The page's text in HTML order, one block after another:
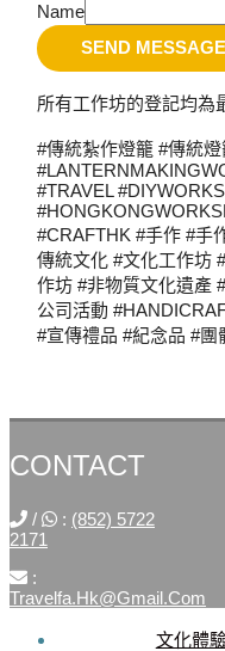
Name
SEND MESSAGE
所有工作坊的登記均為
#傳統紮作燈籠 #傳統
#TRAVEL
#CRAFTHK #手作 #手
傳統文化 #文化工作坊
作坊 #非物質文化遺產
公司活動
#宣傳禮品 #紀念品 #
CONTACT
/ : (852) 5722
2171
:
Travelfa.hk@gmail.com
文化體